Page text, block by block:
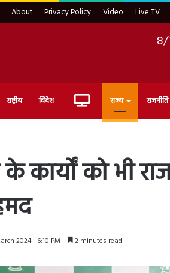
About Privacy Policy Video Live TV
राष्ट्रीय विदेश Live राज्य राजनीति
कार्यों को भी
2024 - 6:10 PM 2 minutes read